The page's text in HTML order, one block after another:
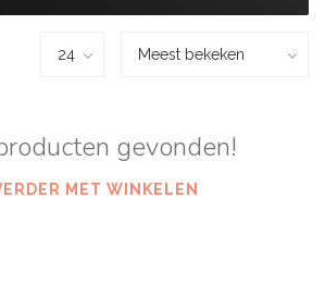
gevonden!
MET WINKELEN